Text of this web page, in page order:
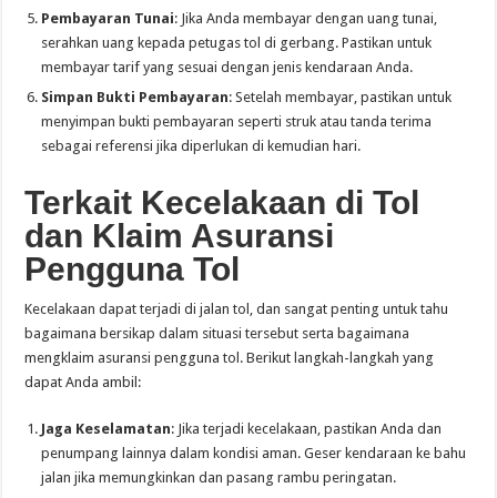
Pembayaran Tunai: Jika Anda membayar dengan uang tunai,
serahkan uang kepada petugas tol di gerbang. Pastikan untuk
membayar tarif yang sesuai dengan jenis kendaraan Anda.
Simpan Bukti Pembayaran: Setelah membayar, pastikan untuk
menyimpan bukti pembayaran seperti struk atau tanda terima
sebagai referensi jika diperlukan di kemudian hari.
Terkait Kecelakaan di Tol
dan Klaim Asuransi
Pengguna Tol
Kecelakaan dapat terjadi di jalan tol, dan sangat penting untuk tahu
bagaimana bersikap dalam situasi tersebut serta bagaimana
mengklaim asuransi pengguna tol. Berikut langkah-langkah yang
dapat Anda ambil:
Jaga Keselamatan: Jika terjadi kecelakaan, pastikan Anda dan
penumpang lainnya dalam kondisi aman. Geser kendaraan ke bahu
jalan jika memungkinkan dan pasang rambu peringatan.